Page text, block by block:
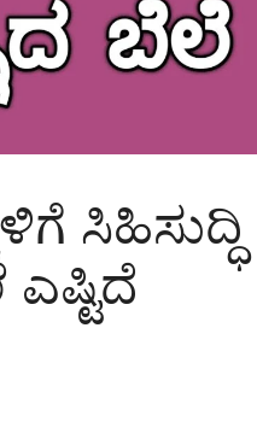
ಸಿಹಿಸುದ್ಧಿ
ಎಷ್ಟಿದೆ